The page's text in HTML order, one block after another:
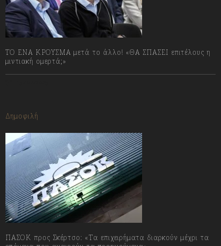
ΤΟ ΕΝΑ ΚΡΟΥΣΜΑ μετά το άλλο! «ΘΑ ΣΠΑΣΕΙ επιτέλους η
μιντιακή ομερτά;»
Δημοφιλή
ΠΑΣΟΚ προς Σκέρτσο: «Τα επιχειρήματα διαρκούν μέχρι τα